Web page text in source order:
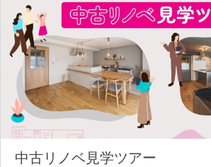
中古リノベ見学ツアー